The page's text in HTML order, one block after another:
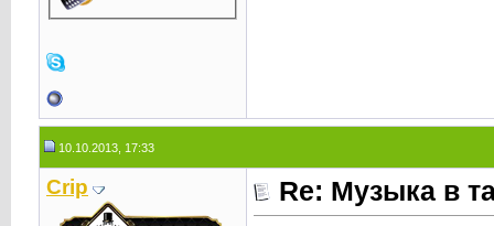
10.10.2013, 17:33
Crip
Re: Музыка в